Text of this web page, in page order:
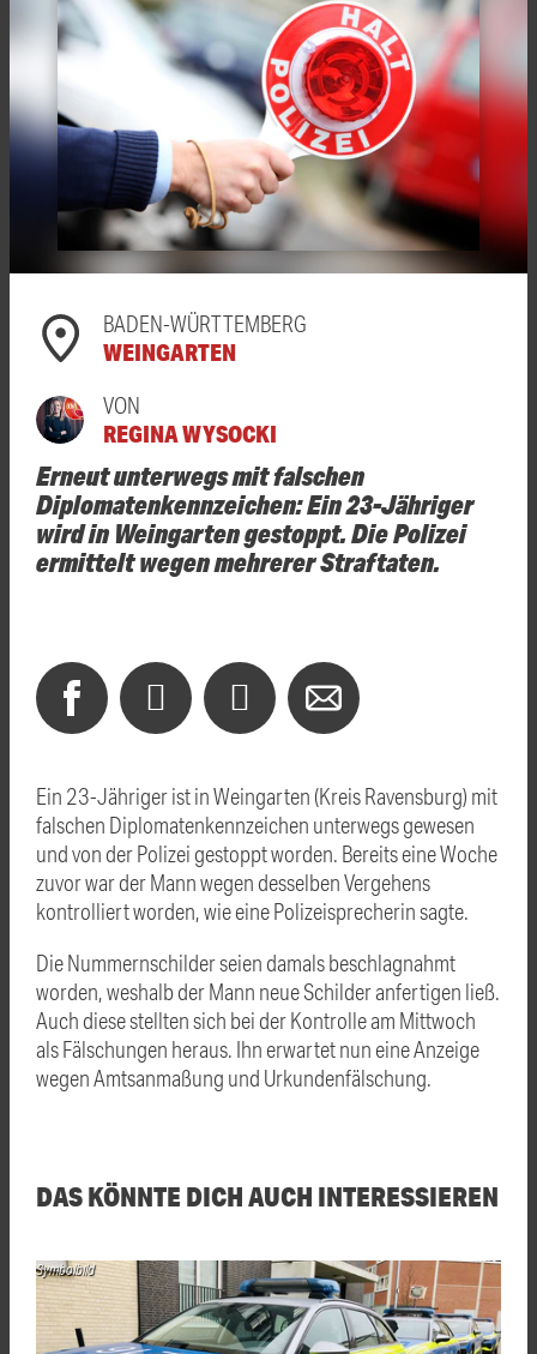
BADEN-WÜRTTEMBERG
WEINGARTEN
VON
REGINA WYSOCKI
Erneut unterwegs mit falschen
Diplomatenkennzeichen: Ein 23-Jähriger
wird in Weingarten gestoppt. Die Polizei
ermittelt wegen mehrerer Straftaten.
Ein 23-Jähriger ist in Weingarten (KreisRavensburg) mit
falschen Diplomatenkennzeichen unterwegs gewesen
und von der Polizei gestoppt worden. Bereits eine Woche
zuvor war der Mann wegen desselben Vergehens
kontrolliert worden, wie eine Polizeisprecherin sagte.
Die Nummernschilder seien damals beschlagnahmt
worden, weshalb der Mann neue Schilder anfertigen ließ.
Auch diese stellten sich bei der Kontrolle am Mittwoch
als Fälschungen heraus. Ihn erwartet nun eine Anzeige
wegen Amtsanmaßung und Urkundenfälschung.
DAS KÖNNTE DICH AUCH INTERESSIEREN
Symbolbild